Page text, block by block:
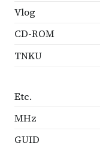
Vlog
CD-ROM
TNKU
Etc.
MHz
GUID